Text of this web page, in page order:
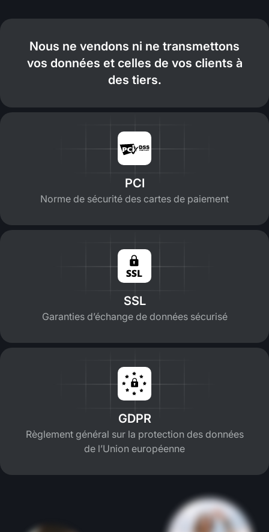
Nous ne vendons ni ne transmettons
vos données et celles de vos clients à
des tiers.
PCI
Norme de sécurité des cartes de paiement
SSL
Garanties d’échange de données sécurisé
GDPR
Règlement général sur la protection des données
de l’Union européenne